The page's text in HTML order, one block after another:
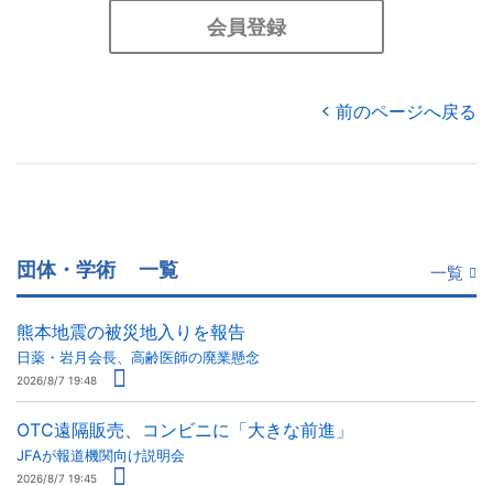
会員登録
前のページへ戻る
団体・学術 一覧 一覧
熊本地震の被災地入りを報告
日薬・岩月会長、高齢医師の廃業懸念
2026/8/7 19:48
OTC遠隔販売、コンビニに「大きな前進」
JFAが報道機関向け説明会
2026/8/7 19:45